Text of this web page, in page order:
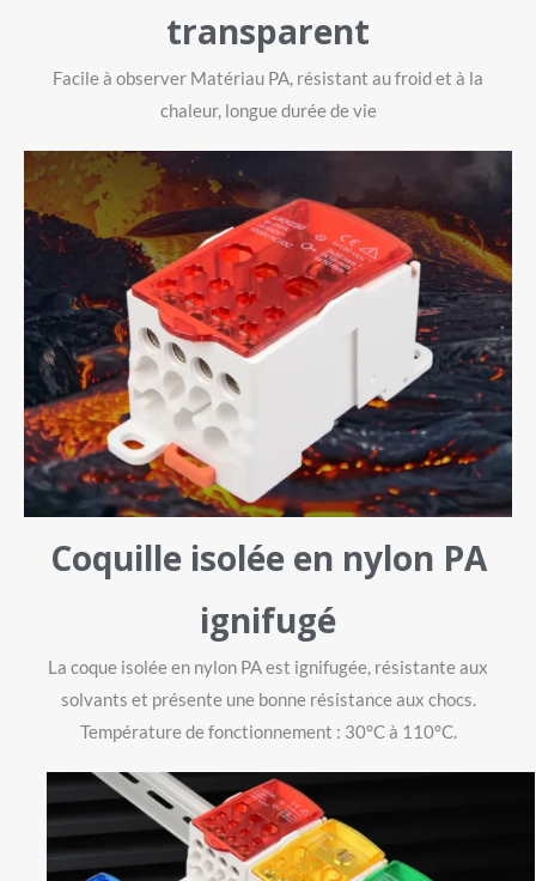
transparent
Facile à observer Matériau PA, résistant au froid et à la
chaleur, longue durée de vie
Coquille isolée en nylon PA
ignifugé
La coque isolée en nylon PA est ignifugée, résistante aux
solvants et présente une bonne résistance aux chocs.
Température de fonctionnement : 30°C à 110°C.